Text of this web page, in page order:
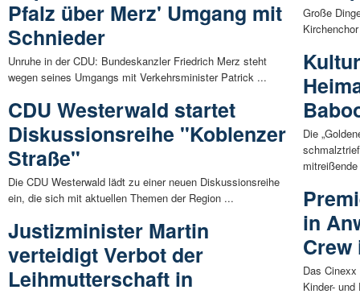
Pfalz über Merz' Umgang mit
Schnieder
Unruhe in der CDU: Bundeskanzler Friedrich Merz steht
wegen seines Umgangs mit Verkehrsminister Patrick ...
CDU Westerwald startet
Diskussionsreihe "Koblenzer
Straße"
Die CDU Westerwald lädt zu einer neuen Diskussionsreihe
ein, die sich mit aktuellen Themen der Region ...
Justizminister Martin
verteidigt Verbot der
Leihmutterschaft in
Große
Die
in
Crew
Das
Kinder-